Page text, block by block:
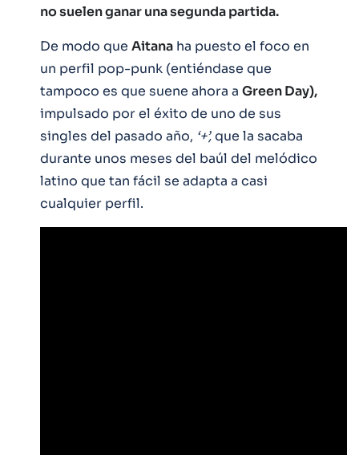
no suelen ganar una segunda partida.
De modo que Aitana ha puesto el foco en
un perfil pop-punk (entiéndase que
tampoco es que suene ahora a Green Day),
impulsado por el éxito de uno de sus
singles del pasado año, ‘+’,que la sacaba
durante unos meses del baúl del melódico
latino que tan fácil se adapta a casi
cualquier perfil.